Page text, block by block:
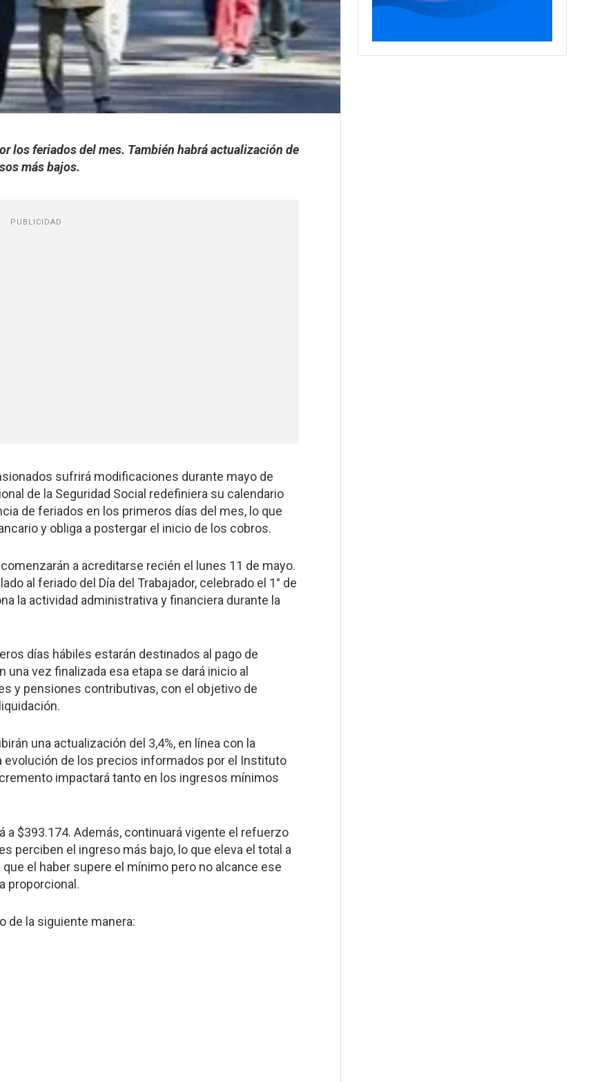
los feriados del mes. También habrá actualización de
más bajos.
PUBLICIDAD
sufrirá modificaciones durante mayo de
de la Seguridad Social redefiniera su calendario
de feriados en los primeros días del mes, lo que
y obliga a postergar el inicio de los cobros.
a acreditarse recién el lunes 11 de mayo.
al feriado del Día del Trabajador, celebrado el 1° de
la actividad administrativa y financiera durante la
días hábiles estarán destinados al pago de
vez finalizada esa etapa se dará inicio al
y pensiones contributivas, con el objetivo de
una actualización del 3,4%, en línea con la
evolución de los precios informados por el Instituto
impactará tanto en los ingresos mínimos
a $393.174. Además, continuará vigente el refuerzo
perciben el ingreso más bajo, lo que eleva el total a
el haber supere el mínimo pero no alcance ese
proporcional.
de la siguiente manera: